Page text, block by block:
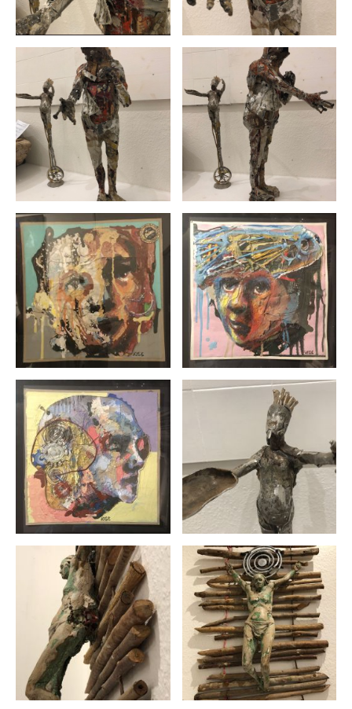
Yoanis Rigo
Yulion Cesar Lasalle Rodriguez
Yuniel Delgado
Zaida del Río
Zardoyas